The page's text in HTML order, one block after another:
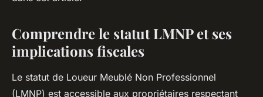
Comprendre le statut LMNP et ses
implications fiscales
Le statut de Loueur Meublé Non Professionnel
(LMNP) est accessible aux propriétaires respectant